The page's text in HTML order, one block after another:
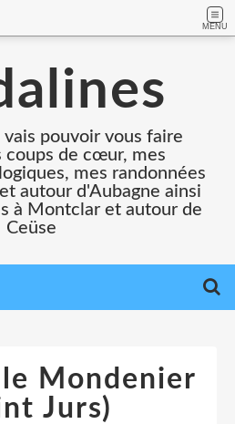
MENU
pouvoir vous faire
coups de cœur, mes
mes randonnées
autour d'Aubagne ainsi
à Montclar et autour de
Ceüse
Mondenier
Jurs)